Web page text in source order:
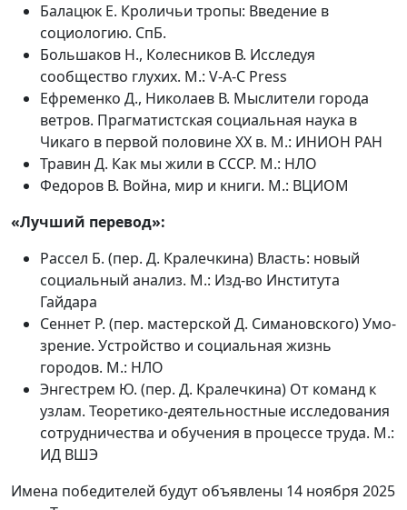
Балацюк Е. Кроличьи тропы: Введение в
социологию. СпБ.
Большаков Н., Колесников В. Исследуя
сообщество глухих. М.: V-A-C Press
Ефременко Д., Николаев В. Мыслители города
ветров. Прагматистская социальная наука в
Чикаго в первой половине ХХ в. М.: ИНИОН РАН
Травин Д. Как мы жили в СССР. М.: НЛО
Федоров В. Война, мир и книги. М.: ВЦИОМ
«Лучший перевод»:
Рассел Б. (пер. Д. Кралечкина) Власть: новый
социальный анализ. М.: Изд-во Института
Гайдара
Сеннет Р. (пер. мастерской Д. Симановского) Умо-
зрение. Устройство и социальная жизнь
городов. М.: НЛО
Энгестрем Ю. (пер. Д. Кралечкина) От команд к
узлам. Теоретико-деятельностные исследования
сотрудничества и обучения в процессе труда. М.:
ИД ВШЭ
Имена победителей будут объявлены 14 ноября 2025